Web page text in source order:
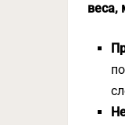
веса,